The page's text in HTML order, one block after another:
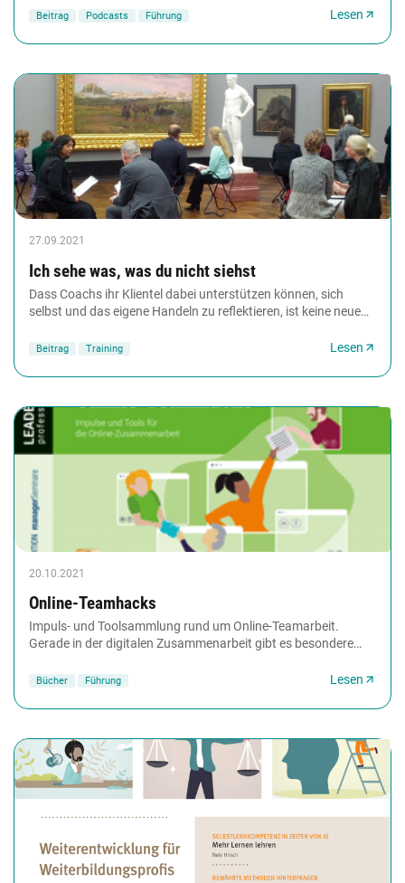
Beitrag Podcasts Führung Lesen
27.09.2021
Ich sehe was, was du nicht siehst
Dass Coachs ihr Klientel dabei unterstützen können, sich
selbst und das eigene Handeln zu reflektieren, ist keine neue
Beitrag Training Lesen
20.10.2021
Online-Teamhacks
Impuls- und Toolsammlung rund um Online-Teamarbeit.
Gerade in der digitalen Zusammenarbeit gibt es besondere
Bücher Führung Lesen